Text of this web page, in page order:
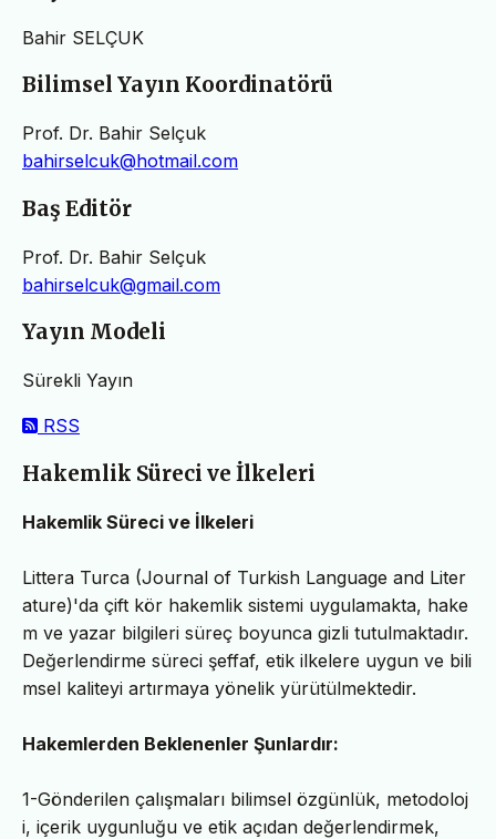
Bahir SELÇUK
Bilimsel Yayın Koordinatörü
Prof. Dr. Bahir Selçuk
bahirselcuk@hotmail.com
Baş Editör
Prof. Dr. Bahir Selçuk
bahirselcuk@gmail.com
Yayın Modeli
Sürekli Yayın
RSS
Hakemlik Süreci ve İlkeleri
Hakemlik Süreci ve İlkeleri
Littera Turca (Journal of Turkish Language and Liter
ature)'da çift kör hakemlik sistemi uygulamakta, hake
m ve yazar bilgileri süreç boyunca gizli tutulmaktadır.
Değerlendirme süreci şeffaf, etik ilkelere uygun ve bili
msel kaliteyi artırmaya yönelik yürütülmektedir.
Hakemlerden Beklenenler Şunlardır:
1-Gönderilen çalışmaları bilimsel özgünlük, metodoloj
i, içerik uygunluğu ve etik açıdan değerlendirmek,